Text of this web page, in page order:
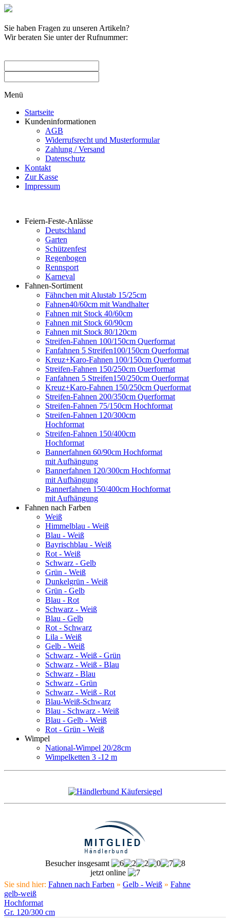
Sie haben Fragen zu unseren Artikeln?
Wir beraten Sie unter der Rufnummer:
Menü
Startseite
Kundeninformationen
AGB
Widerrufsrecht und Musterformular
Zahlung / Versand
Datenschutz
Kontakt
Zur Kasse
Impressum
Feiern-Feste-Anlässe
Deutschland
Garten
Schützenfest
Regenbogen
Rennsport
Karneval
Fahnen-Sortiment
Fähnchen mit Alustab 15/25cm
Fahnen40/60cm mit Wandhalter
Fahnen mit Stock 40/60cm
Fahnen mit Stock 60/90cm
Fahnen mit Stock 80/120cm
Streifen-Fahnen 100/150cm Querformat
Fanfahnen 5 Streifen100/150cm Querformat
Kreuz+Karo-Fahnen 100/150cm Querformat
Streifen-Fahnen 150/250cm Ouerformat
Fanfahnen 5 Streifen150/250cm Ouerformat
Kreuz+Karo-Fahnen 150/250cm Querformat
Streifen-Fahnen 200/350cm Querformat
Streifen-Fahnen 75/150cm Hochformat
Streifen-Fahnen 120/300cm
Hochformat
Streifen-Fahnen 150/400cm
Hochformat
Bannerfahnen 60/90cm Hochformat
mit Aufhängung
Bannerfahnen 120/300cm Hochformat
mit Aufhängung
Bannerfahnen 150/400cm Hochformat
mit Aufhängung
Fahnen nach Farben
Weiß
Himmelblau - Weiß
Blau - Weiß
Bayrischblau - Weiß
Rot - Weiß
Schwarz - Gelb
Grün - Weiß
Dunkelgrün - Weiß
Grün - Gelb
Blau - Rot
Schwarz - Weiß
Blau - Gelb
Rot - Schwarz
Lila - Weiß
Gelb - Weiß
Schwarz - Weiß - Grün
Schwarz - Weiß - Blau
Schwarz - Blau
Schwarz - Grün
Schwarz - Weiß - Rot
Blau-Weiß-Schwarz
Blau - Schwarz - Weiß
Blau - Gelb - Weiß
Rot - Grün - Weiß
Wimpel
National-Wimpel 20/28cm
Wimpelketten 3 -12 m
Besucher insgesamt
jetzt online
Sie sind hier: Fahnen nach Farben » Gelb - Weiß » Fahne
gelb-weiß
Hochformat
Gr. 120/300 cm